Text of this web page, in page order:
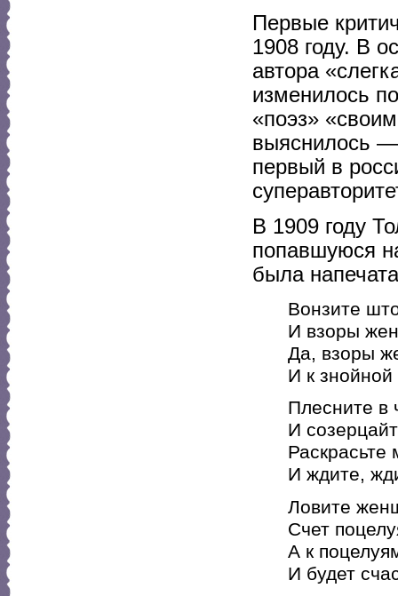
Первые
1908 году. В
автора
изменилось
«поэз»
выяснилось —
первый в
В 1909 году
попавшуюся
была
Вонзите
И взоры
Да, взоры
И к знойной
Плесните в
И
Раскрасьте
И ждите,
Ловите
Счет
А к
И будет